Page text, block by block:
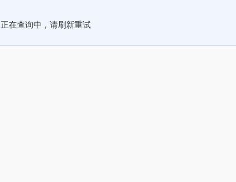
正在查询中，请刷新重试